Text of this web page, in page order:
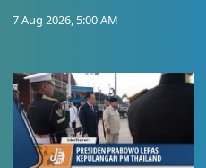
7 Aug 2026, 5:00 AM